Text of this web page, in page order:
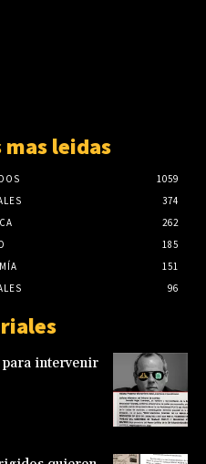
leidas
1059
374
262
185
151
96
intervenir